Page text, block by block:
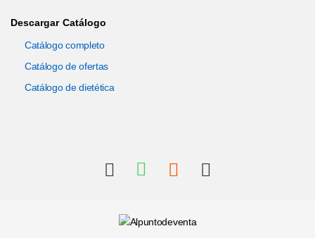
Descargar Catálogo
Catálogo completo
Catálogo de ofertas
Catálogo de dietética